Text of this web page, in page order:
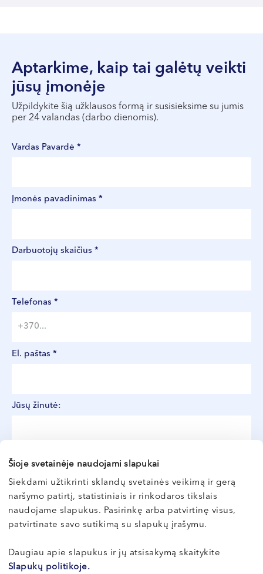
Šioje svetainėje naudojami slapukai
Siekdami užtikrinti sklandų svetainės veikimą ir gerą
naršymo patirtį, statistiniais ir rinkodaros tikslais
naudojame slapukus. Pasirinkę arba patvirtinę visus,
patvirtinate savo sutikimą su slapukų įrašymu.
Daugiau apie slapukus ir jų atsisakymą skaitykite
Slapukų politikoje.
Aptarkime, kaip tai galėtų veikti
jūsų įmonėje
Užpildykite šią užklausos formą ir susisieksime su jumis
per 24 valandas (darbo dienomis).
Vardas Pavardė *
Įmonės pavadinimas *
Darbuotojų skaičius *
Telefonas *
El. paštas *
Jūsų žinutė: